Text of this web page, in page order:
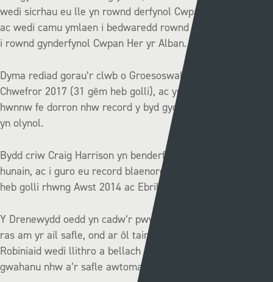
wedi sicrhau eu lle yn rownd derfynol Cwpan Nathaniel MG
ac wedi camu ymlaen i bedwaredd rownd Cwpan Cymru ac
i rownd gynderfynol Cwpan Her yr Alban.
Dyma rediad gorau’r clwb o Groesoswallt ers Awst 2016 i
Chwefror 2017 (31 gêm heb golli), ac yn ystod y cyfnod
hwnnw fe dorron nhw record y byd gyda 27 buddugoliaeth
yn olynol.
Bydd criw Craig Harrison yn benderfynol o dorri record eu
hunain, ac i guro eu record blaenorol o 39 gêm gystadleuol
heb golli rhwng Awst 2014 ac Ebrill 2015.
Y Drenewydd oedd yn cadw’r pwysau ar Gei Connah yn y
ras am yr ail safle, ond ar ôl tair colled yn olynol mae’r
Robiniaid wedi llithro a bellach mae 11 pwynt yn eu
gwahanu nhw a’r safle awtomatig i Ewrop.